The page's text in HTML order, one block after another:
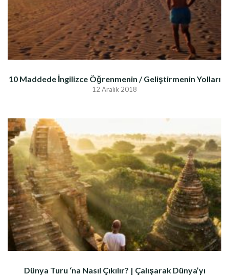
10 Maddede İngilizce Öğrenmenin / Geliştirmenin Yolları
12 Aralık 2018
Dünya Turu ‘na Nasıl Çıkılır? | Çalışarak Dünya’yı